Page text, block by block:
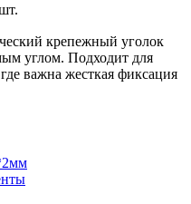
крепежный уголок
углом. Подходит для
важна жесткая фиксация